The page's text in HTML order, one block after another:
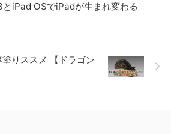
とiPad OSでiPadが生まれ変わる
塗りススメ 【ドラゴン